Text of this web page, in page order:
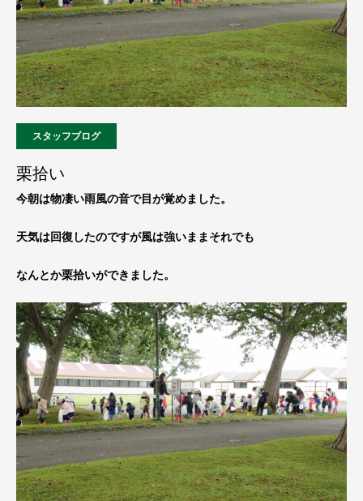
スタッフブログ
栗拾い
今朝は物凄い雨風の音で目が覚めました。
天気は回復したのですが風は強いままそれでも
なんとか栗拾いができました。